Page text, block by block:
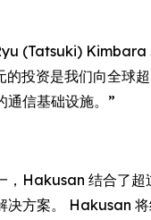
(Tatsuki) Kimbara
的投资是我们向全
通信基础设施。”
，Hakusan 结合了
决方案。 Hakusan